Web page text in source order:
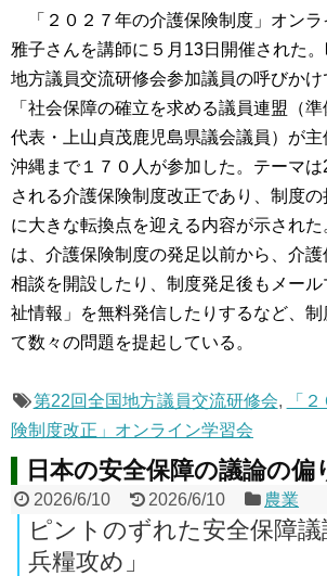
「２０２７年の介護保険制度」オンラ
雅子さんを講師に５月13日開催された
地方議員交流研修会参加議員の呼びか
「社会保障の確立を求める議員連盟（
代表・上山貞茂鹿児島県議会議員）が
沖縄まで１７０人が参加した。テーマ
される介護保険制度改正であり、制度の
に大きな転換点を迎える内容が示され
は、介護保険制度の発足以前から、介
相談を開設したり、制度発足後もメー
祉情報」を無料発信したりするなど、
て数々の問題を提起している。
第22回全国地方議員交流研修会,
「
険制度改正」オンライン学習会
日本の安全保障の議論の偏
2026/6/10 2026/6/10 農業
ピントのずれた安全保障
兵糧攻め」